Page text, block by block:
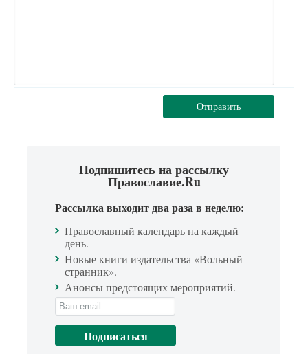
Отправить
Подпишитесь на рассылку
Православие.Ru
Рассылка выходит два раза в неделю:
Православный календарь на каждый
день.
Новые книги издательства «Вольный
странник».
Анонсы предстоящих мероприятий.